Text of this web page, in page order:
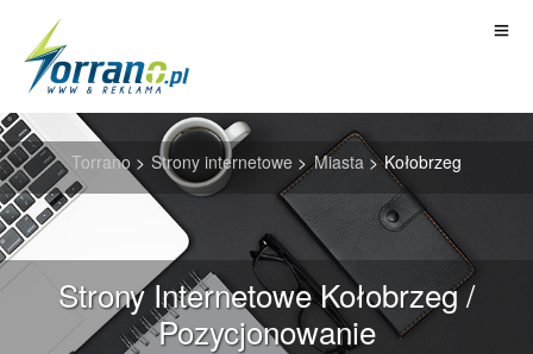
Torrano > Strony internetowe > Miasta > Kołobrzeg
Strony Internetowe Kołobrzeg /
Pozycjonowanie